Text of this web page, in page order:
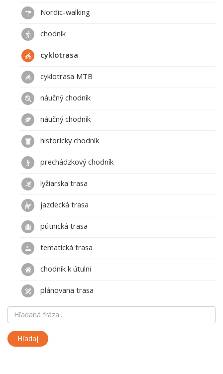
Nordic-walking
chodník
cyklotrasa
cyklotrasa MTB
náučný chodník
náučný chodník
historicky chodník
prechádzkový chodník
lyžiarska trasa
jazdecká trasa
pútnická trasa
tematická trasa
chodník k útulni
plánovana trasa